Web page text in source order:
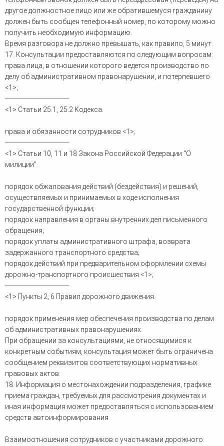
другое должностное лицо или же обратившемуся гражданину
должен быть сообщен телефонный номер, по которому можно
получить необходимую информацию.
Время разговора не должно превышать, как правило, 5 минут.
17. Консультации предоставляются по следующим вопросам:
права лица, в отношении которого ведется производство по
делу об административном правонарушении, и потерпевшего
<1>;
--------------------------------
<1> Статьи 25.1, 25.2 Кодекса.
права и обязанности сотрудников <1>;
--------------------------------
<1> Статьи 10, 11 и 18 Закона Российской Федерации "О
милиции".
порядок обжалования действий (бездействия) и решений,
осуществляемых и принимаемых в ходе исполнения
государственной функции;
порядок направления в органы внутренних дел письменного
обращения;
порядок уплаты административного штрафа, возврата
задержанного транспортного средства;
порядок действий при предварительном оформлении схемы
дорожно-транспортного происшествия <1>;
--------------------------------
<1> Пункты 2, 6 Правил дорожного движения.
порядок применения мер обеспечения производства по делам
об административных правонарушениях.
При обращении за консультациями, не относящимися к
конкретным событиям, консультация может быть ограничена
сообщением реквизитов соответствующих нормативных
правовых актов.
18. Информация о местонахождении подразделения, графике
приема граждан, требуемых для рассмотрения документах и
иная информация может предоставляться с использованием
средств автоинформирования.
Взаимоотношения сотрудников с участниками дорожного